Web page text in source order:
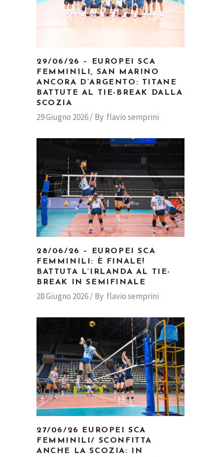
29/06/26 – EUROPEI SCA
FEMMINILI, SAN MARINO
ANCORA D’ARGENTO: TITANE
BATTUTE AL TIE-BREAK DALLA
SCOZIA
29 Giugno 2026 By flavio semprini
28/06/26 – EUROPEI SCA
FEMMINILI: È FINALE!
BATTUTA L’IRLANDA AL TIE-
BREAK IN SEMIFINALE
28 Giugno 2026 By flavio semprini
27/06/26 EUROPEI SCA
FEMMINILI/ SCONFITTA
ANCHE LA SCOZIA: IN